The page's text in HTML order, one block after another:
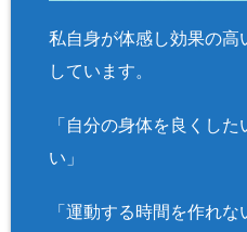
私自身が体感し効果の高
しています。
「自分の身体を良くし
い」
「運動する時間を作れな